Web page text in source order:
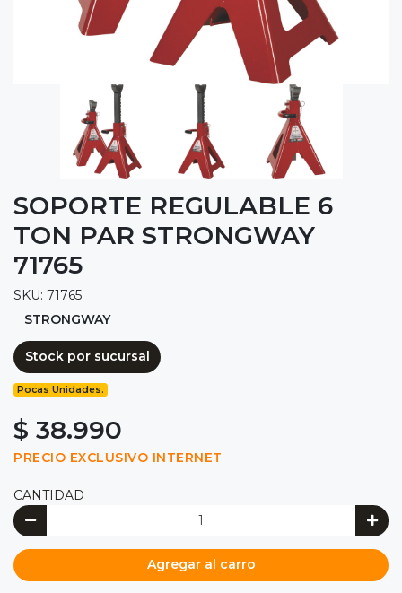
SOPORTE REGULABLE 6
TON PAR STRONGWAY
71765
SKU: 71765
STRONGWAY
Stock por sucursal
Pocas Unidades.
$ 38.990
PRECIO EXCLUSIVO INTERNET
CANTIDAD
Agregar al carro